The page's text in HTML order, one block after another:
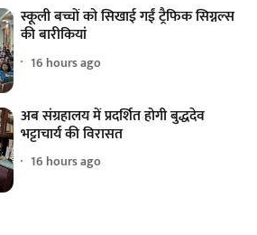
स्कूली बच्चों को सिखाई गईं ट्रैफिक सिग्नल्स
की बारीकियां
16 hours ago
अब संग्रहालय में प्रदर्शित होगी बुद्धदेव
भट्टाचार्य की विरासत
16 hours ago